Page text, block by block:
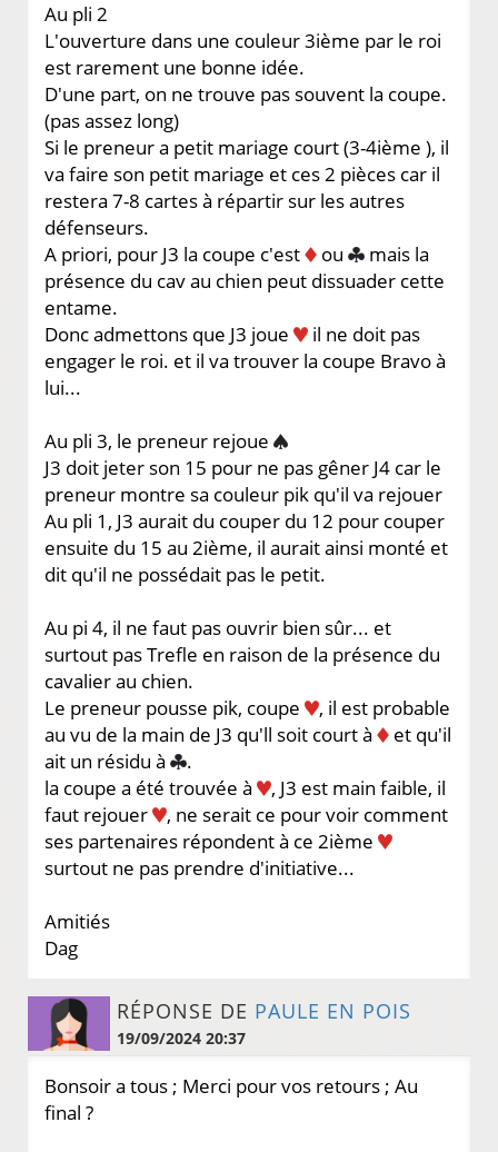
Au pli 2
L'ouverture dans une couleur 3ième par le roi
est rarement une bonne idée.
D'une part, on ne trouve pas souvent la coupe.
(pas assez long)
Si le preneur a petit mariage court (3-4ième ), il
va faire son petit mariage et ces 2 pièces car il
restera 7-8 cartes à répartir sur les autres
défenseurs.
A priori, pour J3 la coupe c'est
ou
mais la
présence du cav au chien peut dissuader cette
entame.
Donc admettons que J3 joue
il ne doit pas
engager le roi. et il va trouver la coupe Bravo à
lui...
Au pli 3, le preneur rejoue
J3 doit jeter son 15 pour ne pas gêner J4 car le
preneur montre sa couleur pik qu'il va rejouer
Au pli 1, J3 aurait du couper du 12 pour couper
ensuite du 15 au 2ième, il aurait ainsi monté et
dit qu'il ne possédait pas le petit.
Au pi 4, il ne faut pas ouvrir bien sûr... et
surtout pas Trefle en raison de la présence du
cavalier au chien.
Le preneur pousse pik, coupe
, il est probable
au vu de la main de J3 qu'll soit court à
et qu'il
ait un résidu à
.
la coupe a été trouvée à
, J3 est main faible, il
faut rejouer
, ne serait ce pour voir comment
ses partenaires répondent à ce 2ième
surtout ne pas prendre d'initiative...
Amitiés
Dag
RÉPONSE DE PAULE EN POIS
19/09/2024 20:37
Bonsoir a tous ; Merci pour vos retours ; Au
final ?